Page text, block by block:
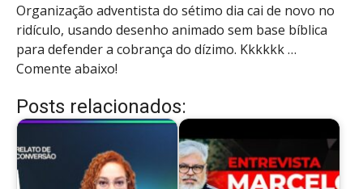
Organização adventista do sétimo dia cai de novo no
ridículo, usando desenho animado sem base bíblica
para defender a cobrança do dízimo. Kkkkkk …
Comente abaixo!
Posts relacionados: